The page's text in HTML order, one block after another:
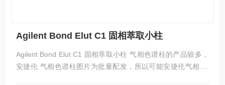
Agilent Bond Elut C1 固相萃取小柱
Agilent Bond Elut C1 固相萃取小柱 气相色谱柱的产品较多，
安捷伦 气相色谱柱图片为批量配发，所以可能安捷伦气相 色